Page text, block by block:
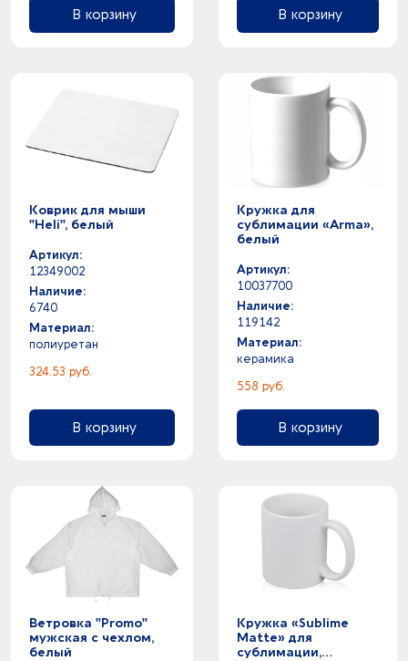
В корзину В корзину
Коврик для мыши
"Heli", белый
Артикул:
12349002
Наличие:
6740
Материал:
полиуретан
324.53 руб.
В корзину
Кружка для
сублимации «Arma»,
белый
Артикул:
10037700
Наличие:
119142
Материал:
керамика
558 руб.
В корзину
Ветровка "Promo"
мужская с чехлом,
белый
Кружка «Sublime
Matte» для
сублимации,